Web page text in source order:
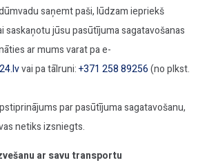
saņemt paši, lūdzam iepriekš
saskaņotu jūsu pasūtījuma sagatavošanas
ar mums varat pa e-
vai pa tālruni:+371 258 89256(no plkst.
par pasūtījuma sagatavošanu,
netiks izsniegts.
ar savu transportu